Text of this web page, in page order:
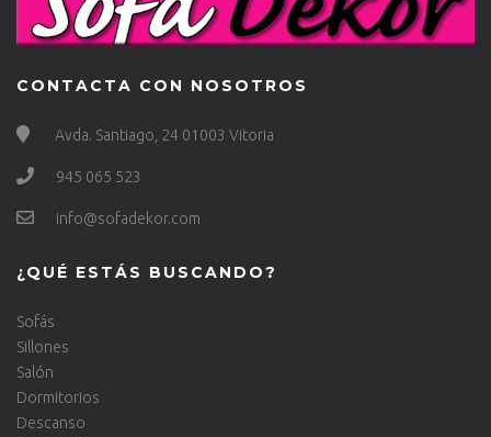
CONTACTA CON NOSOTROS
Avda. Santiago, 24 01003 Vitoria
945 065 523
info@sofadekor.com
¿QUÉ ESTÁS BUSCANDO?
Sofás
Sillones
Salón
Dormitorios
Descanso